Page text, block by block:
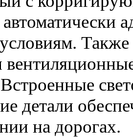
Также
детали
на дорогах.